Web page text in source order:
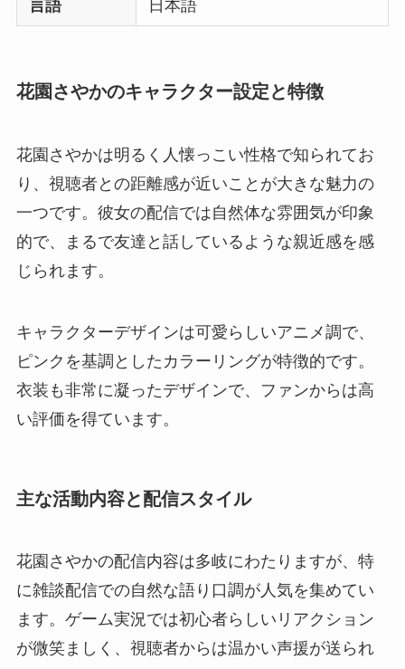
言語 日本語
花園さやかのキャラクター設定と特徴
花園さやかは明るく人懐っこい性格で知られてお
り、視聴者との距離感が近いことが大きな魅力の
一つです。彼女の配信では自然体な雰囲気が印象
的で、まるで友達と話しているような親近感を感
じられます。
キャラクターデザインは可愛らしいアニメ調で、
ピンクを基調としたカラーリングが特徴的です。
衣装も非常に凝ったデザインで、ファンからは高
い評価を得ています。
主な活動内容と配信スタイル
花園さやかの配信内容は多岐にわたりますが、特
に雑談配信での自然な語り口調が人気を集めてい
ます。ゲーム実況では初心者らしいリアクション
が微笑ましく、視聴者からは温かい声援が送られ